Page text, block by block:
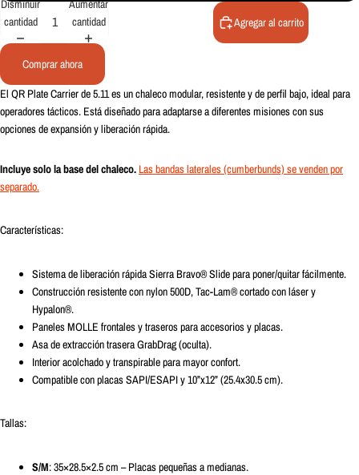
Disminuir
cantidad
Aumentar
cantidad
Agregar al carrito
Comprar ahora
El QR Plate Carrier de 5.11 es un chaleco modular, resistente y de perfil bajo, ideal para
operadores tácticos. Está diseñado para adaptarse a diferentes misiones con sus
opciones de expansión y liberación rápida.
Incluye solo la base del chaleco. Las bandas laterales (cumberbunds) se venden por
separado.
Características:
Sistema de liberación rápida Sierra Bravo® Slide para poner/quitar fácilmente.
Construcción resistente con nylon 500D, Tac-Lam® cortado con láser y
Hypalon®.
Paneles MOLLE frontales y traseros para accesorios y placas.
Asa de extracción trasera GrabDrag (oculta).
Interior acolchado y transpirable para mayor confort.
Compatible con placas SAPI/ESAPI y 10”x12” (25.4x30.5 cm).
Tallas:
S/M: 35×28.5×2.5 cm – Placas pequeñas a medianas.